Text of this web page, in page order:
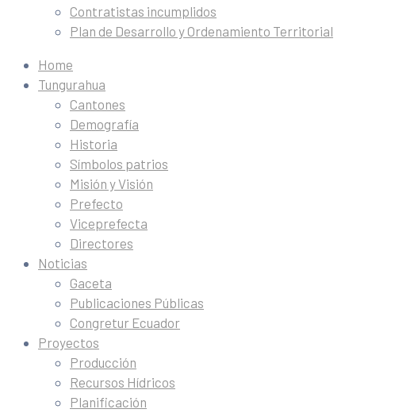
Contratistas incumplidos
Plan de Desarrollo y Ordenamiento Territorial
Home
Tungurahua
Cantones
Demografía
Historia
Símbolos patrios
Misión y Visión
Prefecto
Viceprefecta
Directores
Noticias
Gaceta
Publicaciones Públicas
Congretur Ecuador
Proyectos
Producción
Recursos Hídricos
Planificación